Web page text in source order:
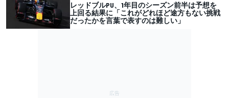
レッドブルPU、1年目のシーズン前半は予想を
上回る結果に「これがどれほど途方もない挑戦
だったかを言葉で表すのは難しい」